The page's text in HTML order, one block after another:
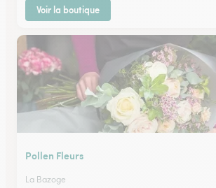
Voir la boutique
Pollen Fleurs
La Bazoge